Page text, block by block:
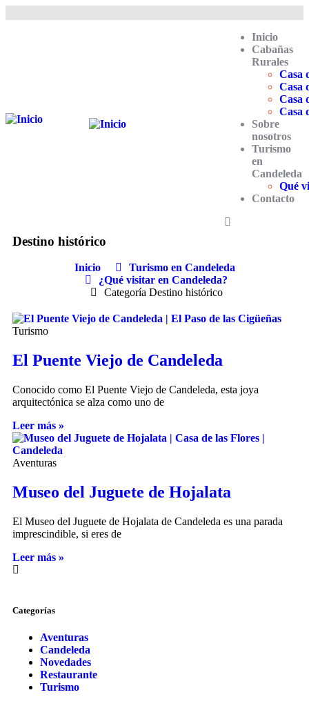
Inicio
Cabañas
Rurales
Casa
Casa
Casa
Casa
Sobre
nosotros
Turismo
en
Candeleda
Qué
Contacto
Destino histórico
Inicio
Turismo en Candeleda
¿Qué visitar en Candeleda?
Categoría Destino histórico
Categorías
Aventuras
Candeleda
Novedades
Restaurante
Turismo
Turismo
El Puente Viejo de Candeleda
Conocido como El Puente Viejo de Candeleda, esta joya
arquitectónica se alza como uno de
Leer más »
Aventuras
Museo del Juguete de Hojalata
El Museo del Juguete de Hojalata de Candeleda es una parada
imprescindible, si eres de
Leer más »